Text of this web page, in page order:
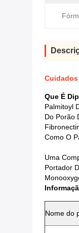
Cuidados
Que É
Palmitoyl
Do Porão
Como O
Uma
Portador
Nome do